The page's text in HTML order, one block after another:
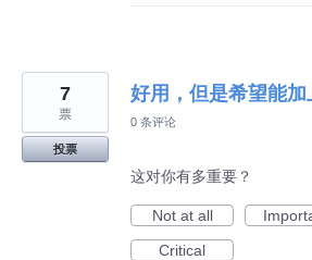
好用，但是希望能加
7
票
投票
0 条评论
这对你有多重要？
Not at all
Critical